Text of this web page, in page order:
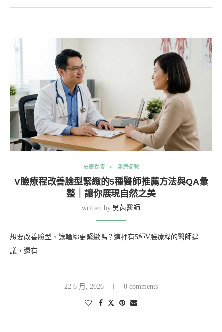
皮膚保養 醫療衛教
V臉療程改善臉型緊緻的5種醫師推薦方法與QA彙
整｜讓你展現自然之美
written by 吳芮醫師
想要改善臉型、讓輪廓更緊緻嗎？這裡有5種V臉療程的醫師建
議，還有…
22 6 月, 2026 0 comments